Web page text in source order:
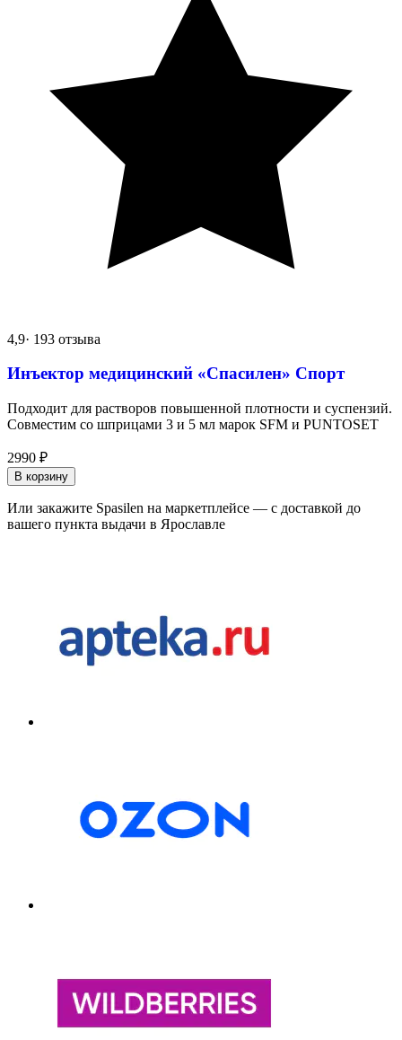
4,9· 193 отзыва
Инъектор медицинский «Спасилен» Спорт
Подходит для растворов повышенной плотности и суспензий.
Совместим со шприцами 3 и 5 мл марок SFM и PUNTOSET
2990 ₽
В корзину
Или закажите Spasilen на маркетплейсе — с доставкой до
вашего пункта выдачи в Ярославле